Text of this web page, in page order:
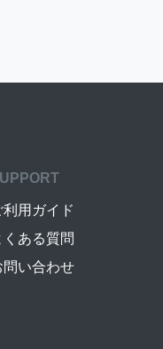
利用ガイド
くある質問
問い合わせ